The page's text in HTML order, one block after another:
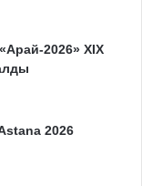
2026» XIX
2026